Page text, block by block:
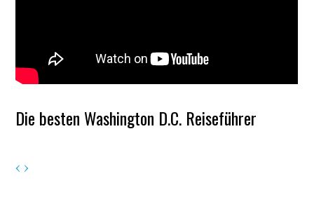
Die besten Washington D.C. Reiseführer
‹ ›